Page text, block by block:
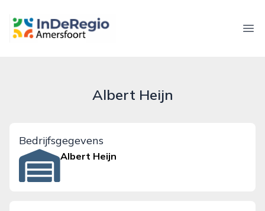
inderegioamersfoort.nl
Albert Heijn
Bedrijfsgegevens
Albert Heijn